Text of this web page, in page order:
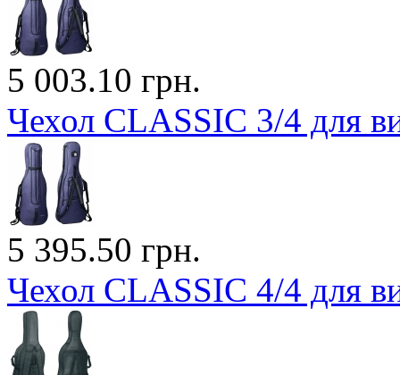
5 003.10 грн.
Чехол CLASSIC 3/4 для
5 395.50 грн.
Чехол CLASSIC 4/4 для